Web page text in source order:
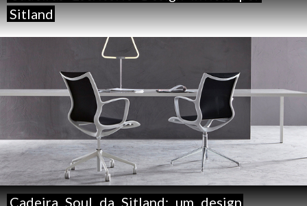
Sitland
Cadeira Soul da Sitland: um design